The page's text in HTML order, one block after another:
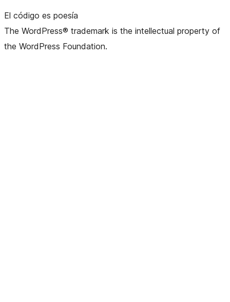
El código es poesía
The WordPress® trademark is the intellectual property of
the WordPress Foundation.